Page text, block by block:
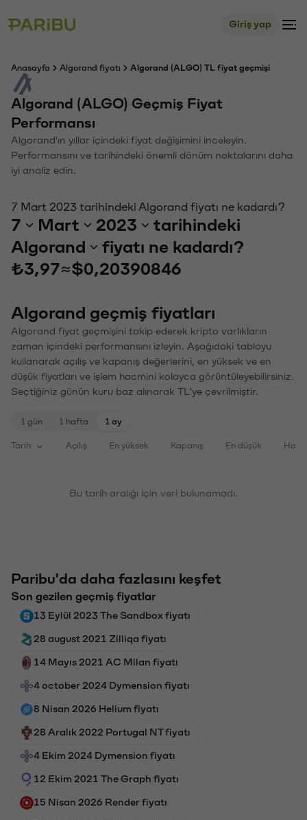
Giriş yap
Anasayfa Algorand fiyatı Algorand (ALGO) TL fiyat geçmişi
Algorand (ALGO) Geçmiş Fiyat
Performansı
Algorand'ın yıllar içindeki fiyat değişimini inceleyin.
Performansını ve tarihindeki önemli dönüm noktalarını daha
iyi analiz edin.
7 Mart 2023 tarihindeki Algorand fiyatı ne kadardı?
7 Mart 2023
tarihindeki
Algorand
fiyatı ne kadardı?
₺3,97≈$0,20390846
Algorand geçmiş fiyatları
Algorand fiyat geçmişini takip ederek kripto varlıkların
zaman içindeki performansını izleyin. Aşağıdaki tabloyu
kullanarak açılış ve kapanış değerlerini, en yüksek ve en
düşük fiyatları ve işlem hacmini kolayca görüntüleyebilirsiniz.
Seçtiğiniz günün kuru baz alınarak TL'ye çevrilmiştir.
1 gün 1 hafta 1 ay
Tarih Açılış En yüksek Kapanış En düşük
Bu tarih aralığı için veri bulunamadı.
Paribu'da daha fazlasını keşfet
Son gezilen geçmiş fiyatlar
13 Eylül 2023 The Sandbox fiyatı
28 august 2021 Zilliqa fiyatı
14 Mayıs 2021 AC Milan fiyatı
4 october 2024 Dymension fiyatı
8 Nisan 2026 Helium fiyatı
28 Aralık 2022 Portugal NT fiyatı
4 Ekim 2024 Dymension fiyatı
12 Ekim 2021 The Graph fiyatı
15 Nisan 2026 Render fiyatı